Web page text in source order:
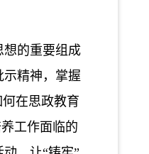
想的重要组成
精神，掌握
在思政教育
工作面临的